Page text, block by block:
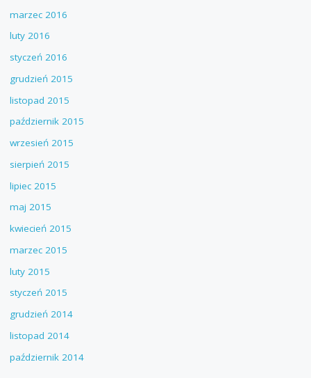
marzec 2016
luty 2016
styczeń 2016
grudzień 2015
listopad 2015
październik 2015
wrzesień 2015
sierpień 2015
lipiec 2015
maj 2015
kwiecień 2015
marzec 2015
luty 2015
styczeń 2015
grudzień 2014
listopad 2014
październik 2014